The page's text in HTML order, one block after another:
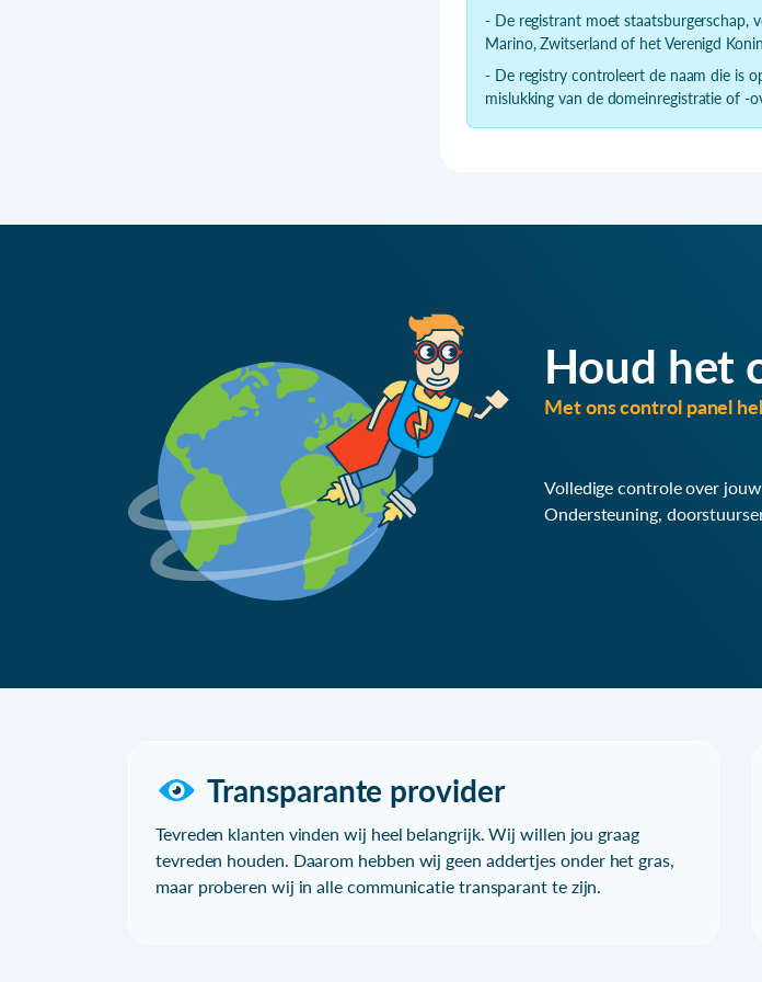
- De registrant moet staatsburgerschap,
Marino, Zwitserland of het Verenigd
- De registry controleert de naam die is
mislukking van de domeinregistratie of -
Houd het
Met ons control panel
Volledige controle over
Ondersteuning,
Transparante provider
Tevreden klanten vinden wij heel belangrijk. Wij willen jou graag
tevreden houden. Daarom hebben wij geen addertjes onder het gras,
maar proberen wij in alle communicatie transparant te zijn.